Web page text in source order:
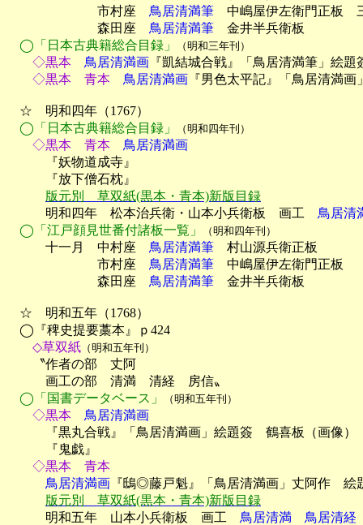
市村座 鳥居清満筆 中嶋屋伊左衛門正板　
森田座 鳥居清満筆 金井半兵衛板
◯「日本古典籍総合目録」
（明和三年刊）
◇黒本 鳥居清満画 『凱結城合戦』「鳥居清満筆」絵
◇黒本　青本 鳥居清満画 『男色太平記』「鳥居清満
☆　明和四年（1767）
◯「日本古典籍総合目録」
（明和四年刊）
◇黒本　青本 鳥居清満画
『妖物道成寺』
『放下僧石枕』
版元別　草双紙(黒本・青本)新版目録
明和四年　松本治兵衛・山本小兵衛板　画工 鳥居清
◯「江戸顔見世番付諸板一覧」
（明和四年刊）
十一月　中村座 鳥居清満筆 村山源兵衛正板
市村座 鳥居清満筆 中嶋屋伊左衛門正板
森田座 鳥居清満筆 金井半兵衛板
☆　明和五年（1768）
◯『稗史提要藁本』ｐ424
◇草双紙 （明和五年刊）
〝作者の部　丈阿
画工の部　清満　清経　房信〟
◯「国書データベース」
（明和五年刊）
◇黒本 鳥居清満画
『黒丸合戦』「鳥居清満画」絵題簽　鶴喜板（画像）
『鬼戯』
◇黒本　青本
鳥居清満画 『鴟◎藤戸魁』「鳥居清満画」丈阿作　
版元別　草双紙(黒本・青本)新版目録
明和五年　山本小兵衛板　画工 鳥居清満　鳥居清経